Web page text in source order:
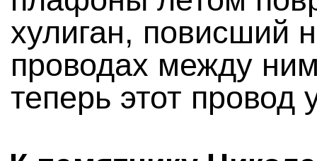
хулиган, повисший
проводах между
теперь этот провод